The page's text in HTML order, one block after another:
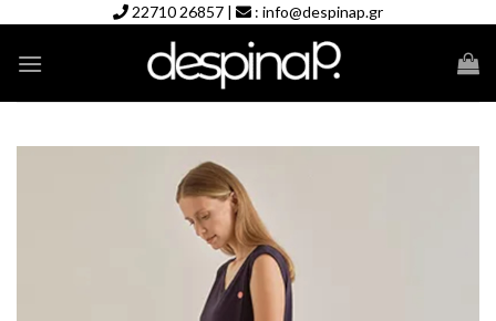
content
22710 26857 | : info@despinap.gr